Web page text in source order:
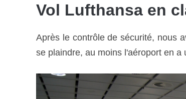
Vol Lufthansa en
Après le contrôle de sécurité, nous
se plaindre, au moins l'aéroport en a